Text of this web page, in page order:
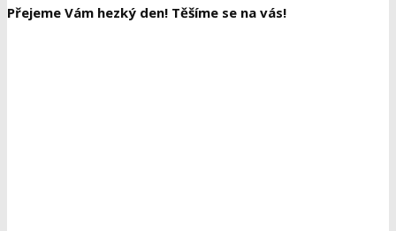
Přejeme Vám hezký den! Těšíme se na vás!